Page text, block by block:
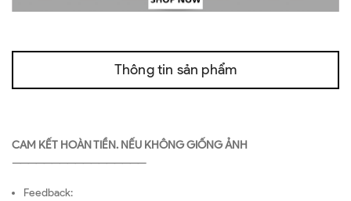
Thông tin sản phẩm
CAM KẾT HOÀN TIỀN. NẾU KHÔNG GIỐNG ẢNH
—————————————————
Feedback: